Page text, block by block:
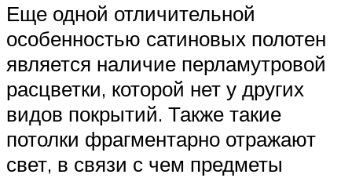
Еще одной отличительной
особенностью сатиновых полотен
является наличие перламутровой
расцветки, которой нет у других
видов покрытий. Также такие
потолки фрагментарно отражают
свет, в связи с чем предметы